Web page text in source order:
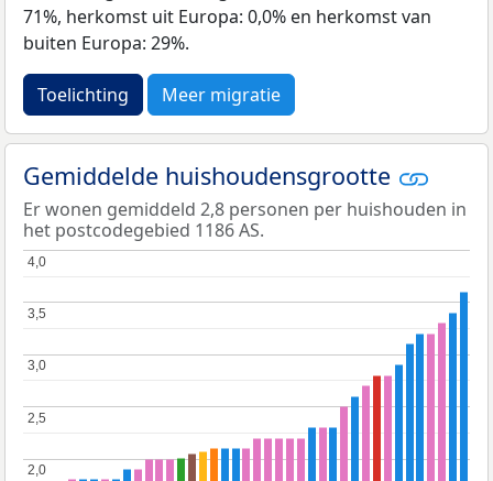
71%, herkomst uit Europa: 0,0% en herkomst van
buiten Europa: 29%.
Toelichting Meer migratie
Gemiddelde huishoudensgrootte
Er wonen gemiddeld 2,8 personen per huishouden in
het postcodegebied 1186 AS.
2,0
2,0
2,5
2,5
3,0
3,0
3,5
3,5
4,0
4,0